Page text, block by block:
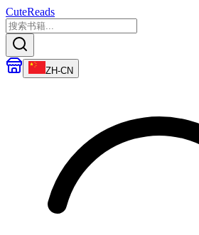
CuteReads
ZH-CN